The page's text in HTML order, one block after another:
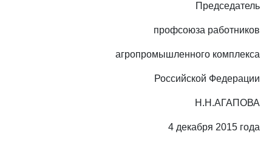
Председатель
профсоюза работников
агропромышленного комплекса
Российской Федерации
Н.Н.АГАПОВА
4 декабря 2015 года